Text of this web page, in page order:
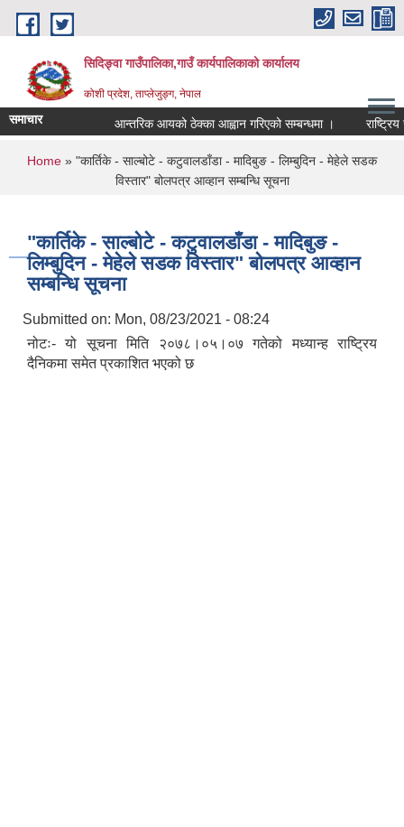
Skip to main content
सिदिङ्वा गाउँपालिका,गाउँ कार्यपालिकाको कार्यालय
कोशी प्रदेश, ताप्लेजुङ्ग, नेपाल
समाचार आन्तरिक आयको ठेक्का आह्वान गरिएको सम्बन्धमा । राष्ट्रिय
You are here
Home » "कार्तिके - साल्बोटे - कटुवालडाँडा - मादिबुङ - लिम्बुदिन - मेहेले सडक
विस्तार" बोलपत्र आव्हान सम्बन्धि सूचना
"कार्तिके - साल्बोटे - कटुवालडाँडा - मादिबुङ -
लिम्बुदिन - मेहेले सडक विस्तार" बोलपत्र आव्हान
सम्बन्धि सूचना
Submitted on: Mon, 08/23/2021 - 08:24
नोटः- यो सूचना मिति २०७८।०५।०७ गतेको मध्यान्ह राष्ट्रिय
दैनिकमा समेत प्रकाशित भएको छ